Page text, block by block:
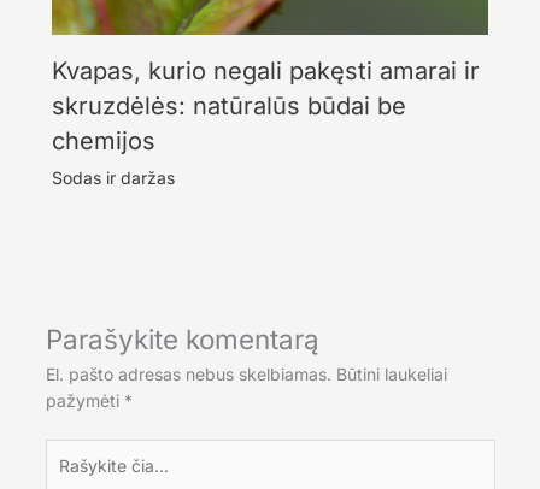
Kvapas, kurio negali pakęsti amarai ir
skruzdėlės: natūralūs būdai be
chemijos
Sodas ir daržas
Parašykite komentarą
El. pašto adresas nebus skelbiamas. Būtini laukeliai
pažymėti *
čia...